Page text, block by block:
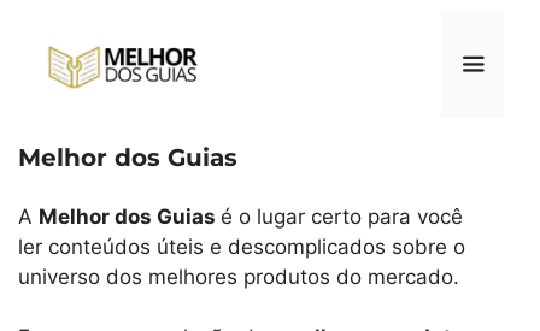
Melhor dos Guias
A Melhor dos Guias é o lugar certo para você
ler conteúdos úteis e descomplicados sobre o
universo dos melhores produtos do mercado.